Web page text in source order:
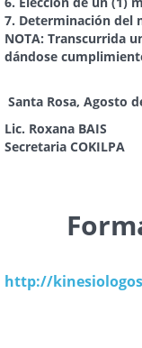
7. Determinación del
NOTA: Transcurrida
dándose
Santa Rosa, Agosto
Lic.
http://